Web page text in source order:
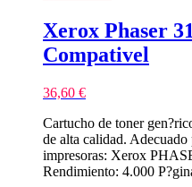
Xerox Phaser
Compativel
36,60 €
Cartucho de toner
de alta calidad. Adecuado
impresoras: Xerox
Rendimiento: 4.000